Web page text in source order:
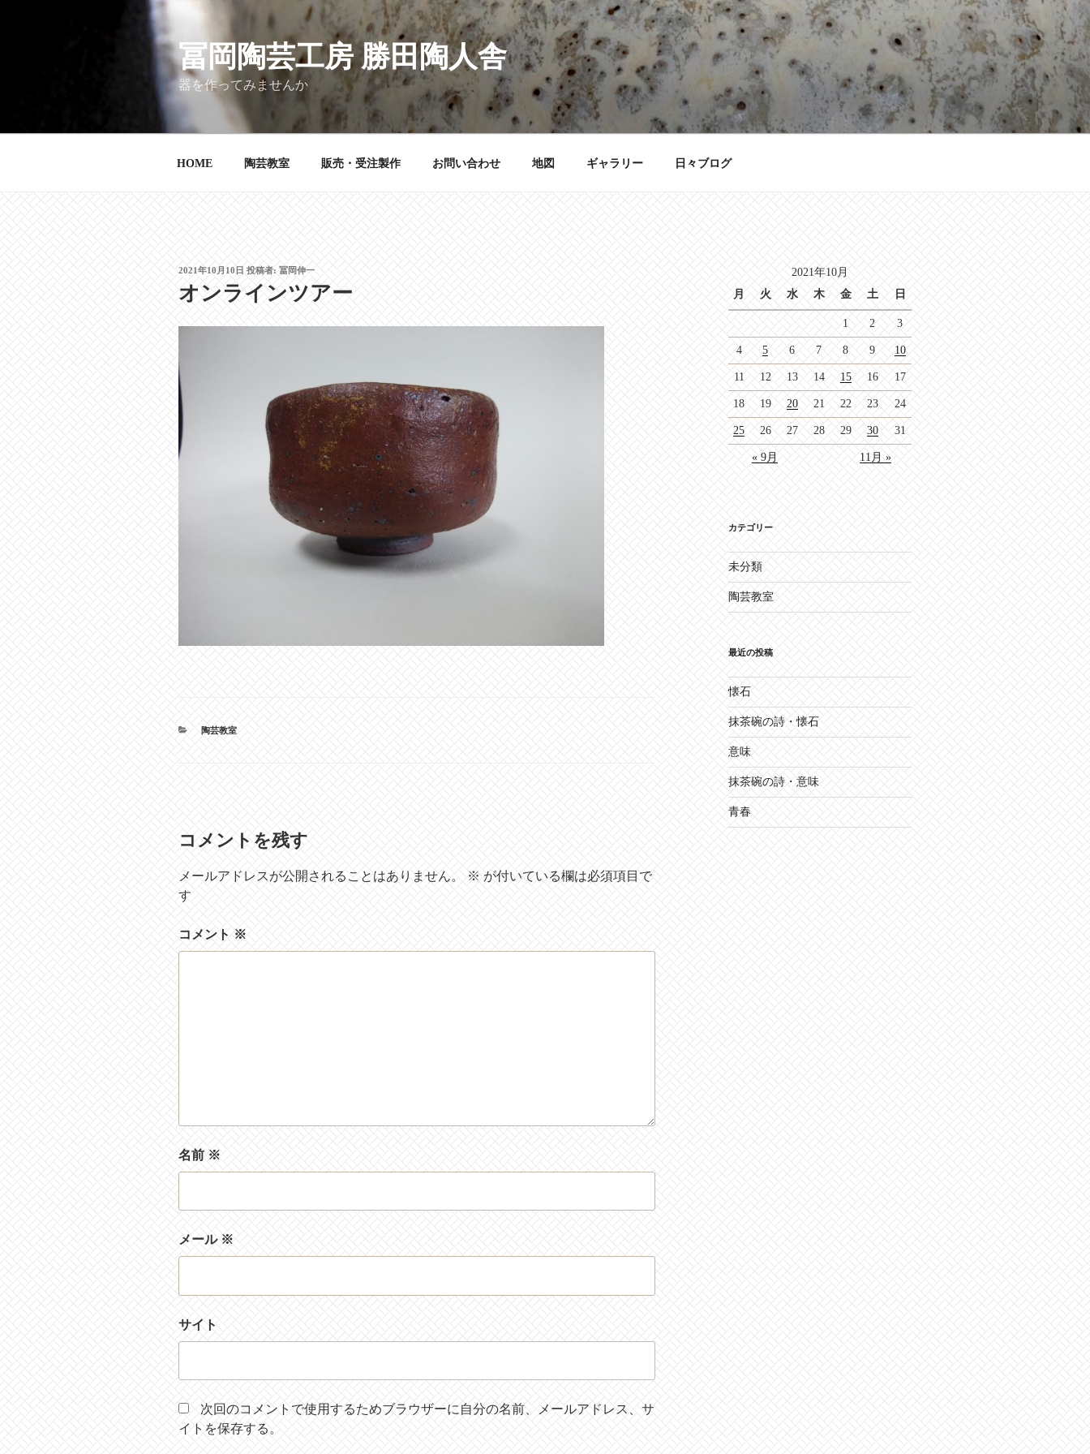
冨岡陶芸工房 勝田陶人舎
器を作ってみませんか
HOME 陶芸教室 販売・受注製作 お問い合わせ 地図 ギャラリー 日々ブログ
投
稿
日:
2021年10月10日投稿者:冨岡伸一
オンラインツアー
カ
テ
ゴ
リ
ー
陶芸教室
コメントを残す
メールアドレスが公開されることはありません。 ※が付いている欄は必須項目で
す
コメント※
名前※
メール※
サイト
次回のコメントで使用するためブラウザーに自分の名前、メールアドレス、サ
イトを保存する。
2021年10月
月
火 水 木 金 土 日
1 2 3
4 5 6 7 8 9 10
11 12 13 14 15 16 17
18 19 20 21 22 23 24
25 26 27 28 29 30 31
« 9月 11月 »
カテゴリー
未分類
陶芸教室
最近の投稿
懐石
抹茶碗の詩・懐石
意味
抹茶碗の詩・意味
青春